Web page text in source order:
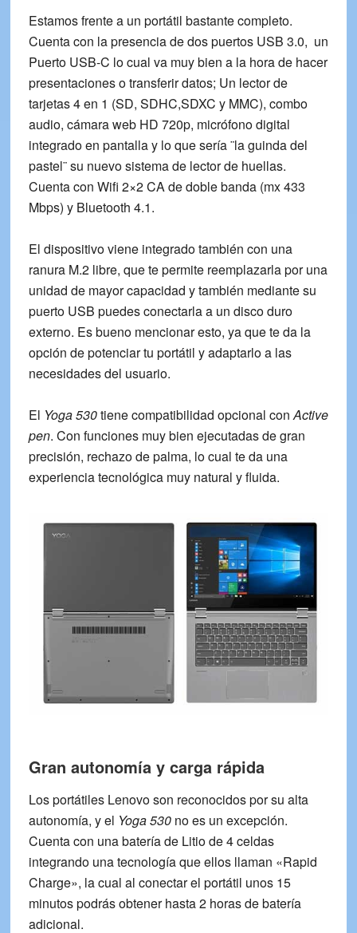
Estamos frente a un portátil bastante completo.
Cuenta con la presencia de dos puertos USB 3.0, un
Puerto USB-C lo cual va muy bien a la hora de hacer
presentaciones o transferir datos; Un lector de
tarjetas 4 en 1 (SD, SDHC,SDXC y MMC), combo
audio, cámara web HD 720p, micrófono digital
integrado en pantalla y lo que sería ¨la guinda del
pastel¨ su nuevosistema de lector de huellas.
Cuenta con Wifi 2×2 CA de doble banda (mx 433
Mbps) y Bluetooth 4.1.
El dispositivo viene integrado también con una
ranura M.2 libre, que te permite reemplazarla por una
unidad de mayor capacidad y también mediante su
puerto USB puedes conectarla a un disco duro
externo. Es bueno mencionar esto, ya que te da la
opción de potenciar tu portátil y adaptarlo a las
necesidades del usuario.
El Yoga 530tiene compatibilidad opcional conActive
pen. Con funciones muy bien ejecutadas de gran
precisión, rechazo de palma, lo cual te da una
experiencia tecnológica muy natural y fluida.
Gran autonomía y carga rápida
Los portátiles Lenovo son reconocidos por su alta
autonomía, y el Yoga 530no es un excepción.
Cuenta con una batería de Litio de 4 celdas
integrando una tecnología que ellos llaman «Rapid
Charge», la cual al conectar el portátil unos 15
minutos podrás obtener hasta 2 horas de batería
adicional.